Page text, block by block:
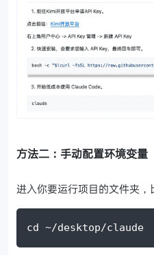
方法二：手动配置环境变量
进入你要运行项目的文件夹，
cd ~/desktop/claude